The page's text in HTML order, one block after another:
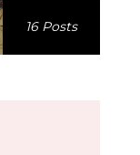
16 Posts